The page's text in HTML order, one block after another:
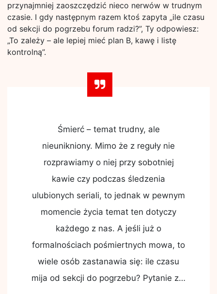
przynajmniej zaoszczędzić nieco nerwów w trudnym
czasie. I gdy następnym razem ktoś zapyta „ile czasu
od sekcji do pogrzebu forum radzi?”, Ty odpowiesz:
„To zależy – ale lepiej mieć plan B, kawę i listę
kontrolną”.
Śmierć – temat trudny, ale
nieunikniony. Mimo że z reguły nie
rozprawiamy o niej przy sobotniej
kawie czy podczas śledzenia
ulubionych seriali, to jednak w pewnym
momencie życia temat ten dotyczy
każdego z nas. A jeśli już o
formalnościach pośmiertnych mowa, to
wiele osób zastanawia się: ile czasu
mija od sekcji do pogrzebu? Pytanie z…